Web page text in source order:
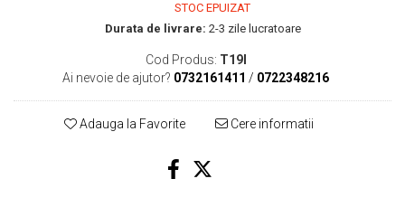
STOC EPUIZAT
Durata de livrare: 2-3 zile lucratoare
Cod Produs: T19I
Ai nevoie de ajutor? 0732161411 / 0722348216
Adauga la Favorite Cere informatii